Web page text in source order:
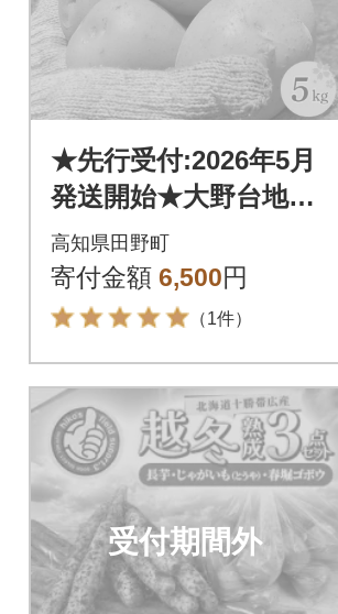
★先行受付:2026年5月
発送開始★大野台地で
採れた令和8年産新じ
ゃがいも『とうや』5
kg訳あり品
高知県田野町
寄付金額 6,500円
（1件）
受付期間外